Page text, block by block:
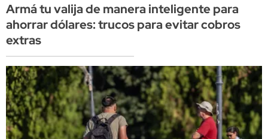
Armá tu valija de manera inteligente para
ahorrar dólares: trucos para evitar cobros
extras